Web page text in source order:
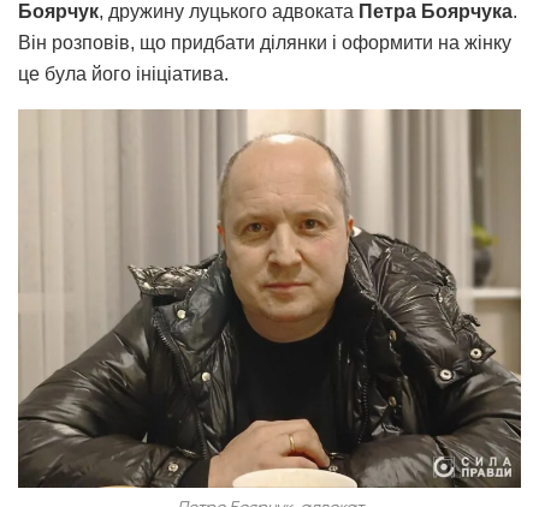
Боярчук, дружину луцького адвоката Петра Боярчука.
Він розповів, що придбати ділянки і оформити на жінку
це була його ініціатива.